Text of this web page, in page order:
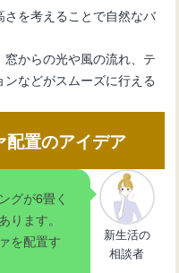
を考えることで自然なバ
からの光や風の流れ、テ
などがスムーズに行える
配置のアイデア
グが6畳く
ります。
を配置す
新生活の
相談者